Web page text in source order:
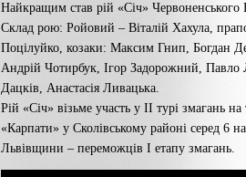
Найкращим став рій «Січ»
Склад рою: Ройовий – Віталій Хахула,
Поцілуйко, козаки: Максим Гнип, Богдан
Андрій Чотирбук, Ігор Задорожний, Павло
Дацків, Анастасія Ливацька.
Рій «Січ» візьме участь у ІІ турі змагань на
«Карпати» у Сколівському районі серед 6
Львівщини – переможців І етапу змагань.